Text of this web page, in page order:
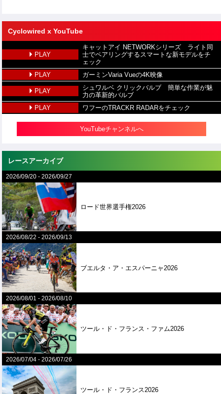
Cyclowired x YouTube
PLAY
キャットアイ NETWORKシリーズ ライト同
士でペアリングするスマートな新モデルをチ
ェック
PLAY
ガーミンVaria Vueの4K映像
PLAY
シュワルベ クリックバルブ 簡単な作業が魅
力の革新的バルブ
PLAY
ワフーのTRACKR RADARをチェック
YouTubeチャンネルへ
レースアーカイブ
2026/09/20 -2026/09/27
ロード世界選手権2026
2026/08/22 -2026/09/13
ブエルタ・ア・エスパーニャ2026
2026/08/01 -2026/08/10
ツール・ド・フランス・ファム2026
2026/07/04 -2026/07/26
ツール・ド・フランス2026